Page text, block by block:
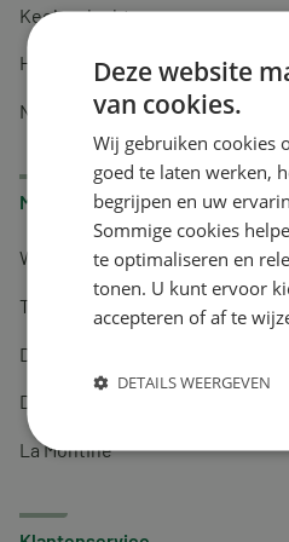
Keel en luchtwegen
Huidverzorging
Nachtrust
Merken
Wapiti
Tai-Ginseng
Dermagíq
Draisma
La Montine
Deze website
van cookies.
Wij gebruiken cookies
goed te laten werken,
begrijpen en uw
Sommige cookies
te optimaliseren en
tonen. U kunt ervoor
accepteren of af te
DETAILS WEERGEVEN